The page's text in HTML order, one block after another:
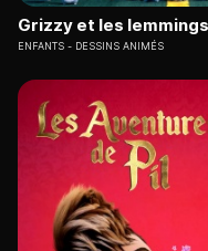
Grizzy et les lemmings
ENFANTS DESSINS ANIMÉS